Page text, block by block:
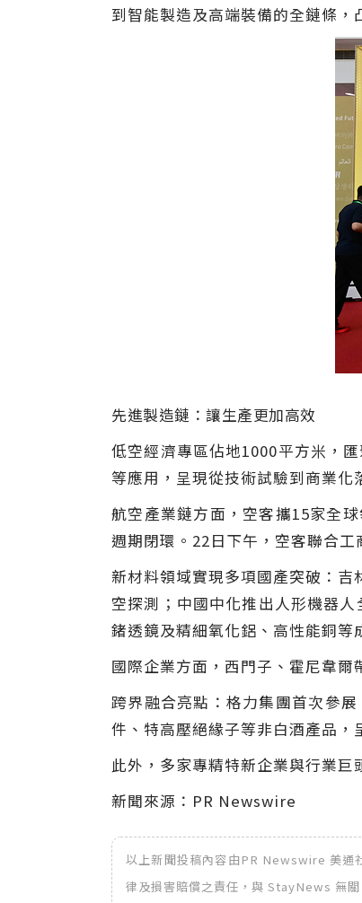
到智能製造及高端裝備的全鏈條，
先進製造鏈：讓生產更加高效
低空經濟專區佔地1000平方米，
等應用，呈現從技術試驗到商業化
航空產業鏈方面，空客攜15家全球
週期閉環。22日下午，空客聯合
新材料領域實現多項國產突破：
空探測；中國中化推出人形機器
鍺透鏡及精細氧化鋁、高性能銅等
國際企業方面，西門子、霍尼韋
跨界融合亮點：格力集團首次參
件、特高壓絕緣子等非白酒產品，
此外，多家專精特新企業與行業巨
新聞來源：PR Newswire
以上新聞投稿內容由PR Newswire 美通
律及損害賠償之責任，與 StayNews 無關